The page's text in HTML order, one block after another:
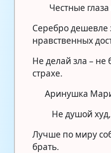
Честные
Серебро дешевле
нравственных
Не делай зла –
страхе.
Аринушка
Не душой
Лучше по миру
брать.